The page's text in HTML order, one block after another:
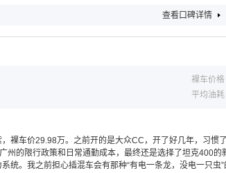
查看口碑详情
裸车价格
平均油耗
裸车价29.98万。之前开的是大众CC，开了好几年，习
州的限行政策和日常通勤成本，最终还是选择了坦克
统。我之前担心插混车会有那种“有电一条龙，没电一只